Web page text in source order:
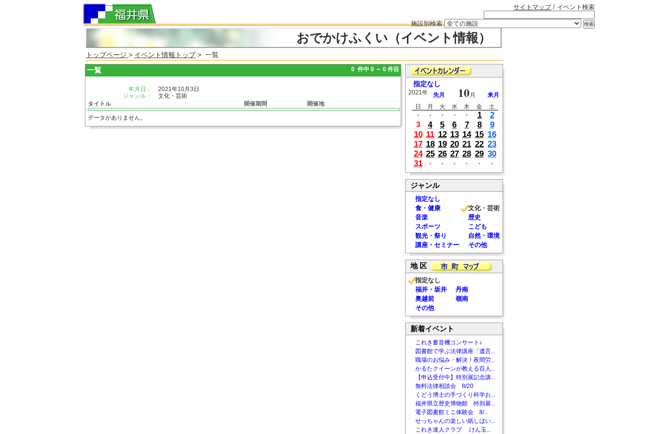
サイトマップ/ イベント検索
施設別検索
おでかけふくい（イベント情報）
トップページ > イベント情報トップ> 一覧
一覧 0 件中 0 ～ 0 件目
年月日：
2021年10月3日
ジャンル：
文化・芸術
タイトル
開催期間 開催地
データがありません。
指定なし
2021年 先月 10月
来月
日
月 火 水 木 金
土
・
・ ・ ・ ・ 1 2
3 4 5 6 7 8
9
10 11 12 13 14 15 16
17 18 19 20 21 22 23
24 25 26 27 28 29 30
31
・ ・ ・ ・ ・ ・
ジャンル
指定なし
食・健康
文化・芸術
音楽
歴史
スポーツ
こども
観光・祭り
自然・環境
講座・セミナー
その他
地 区
指定なし
福井・坂井
丹南
奥越前
嶺南
その他
新着イベント
これき蓄音機コンサート♪
図書館で学ぶ法律講座「遺言...
職場のお悩み・解決！夜間労...
かるたクイーンが教える百人...
【申込受付中】特別展記念講...
無料法律相談会 8/20
くどう博士の手づくり科学お...
福井県立歴史博物館 特別展...
電子図書館ミニ体験会 8/...
せっちゃんの楽しい紙しばい...
これき達人クラブ けん玉...